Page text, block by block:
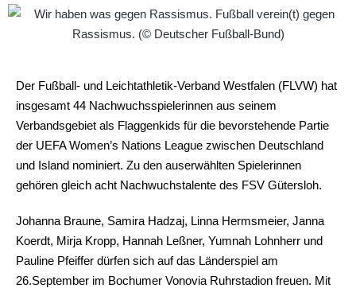
Der Fußball- und Leichtathletik-Verband Westfalen (FLVW) hat
insgesamt 44 Nachwuchsspielerinnen aus seinem
Verbandsgebiet als Flaggenkids für die bevorstehende Partie
der UEFA Women’s Nations League zwischen Deutschland
und Island nominiert. Zu den auserwählten Spielerinnen
gehören gleich acht Nachwuchstalente des FSV Gütersloh.
Johanna Braune, Samira Hadzaj, Linna Hermsmeier, Janna
Koerdt, Mirja Kropp, Hannah Leßner, Yumnah Lohnherr und
Pauline Pfeiffer dürfen sich auf das Länderspiel am
26.September im Bochumer Vonovia Ruhrstadion freuen. Mit